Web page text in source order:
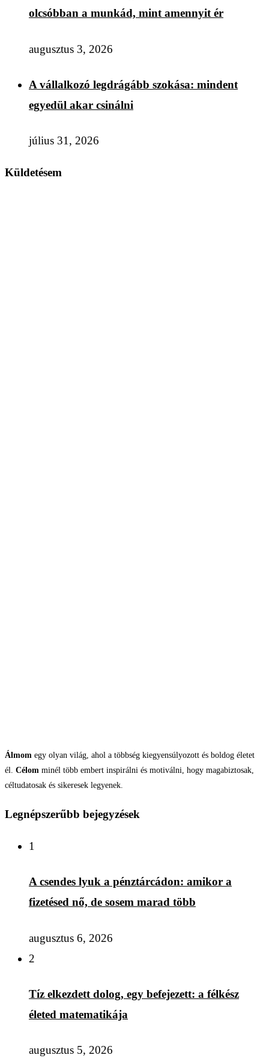
olcsóbban a munkád, mint amennyit ér
augusztus 3, 2026
A vállalkozó legdrágább szokása: mindent
egyedül akar csinálni
július 31, 2026
Küldetésem
Álmom egy olyan világ, ahol a többség kiegyensúlyozott és boldog életet
él. Célom minél több embert inspirálni és motiválni, hogy magabiztosak,
céltudatosak és sikeresek legyenek.
Legnépszerűbb bejegyzések
1
A csendes lyuk a pénztárcádon: amikor a
fizetésed nő, de sosem marad több
augusztus 6, 2026
2
Tíz elkezdett dolog, egy befejezett: a félkész
életed matematikája
augusztus 5, 2026